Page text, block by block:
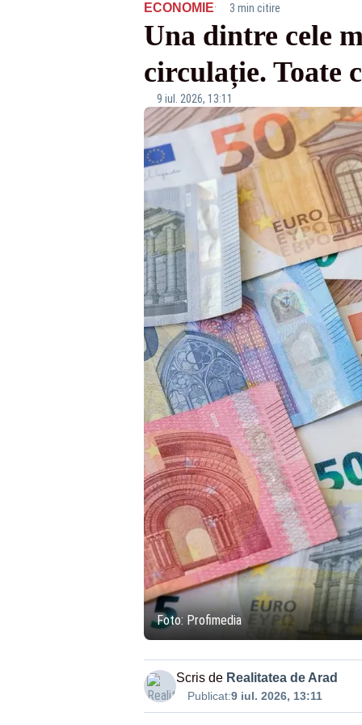
ECONOMIE· 3 min citire
Una dintre cele
circulație. Toate
9 iul. 2026, 13:11
Foto: Profimedia
Scris de Realitatea de Arad
Publicat:9 iul. 2026, 13:11